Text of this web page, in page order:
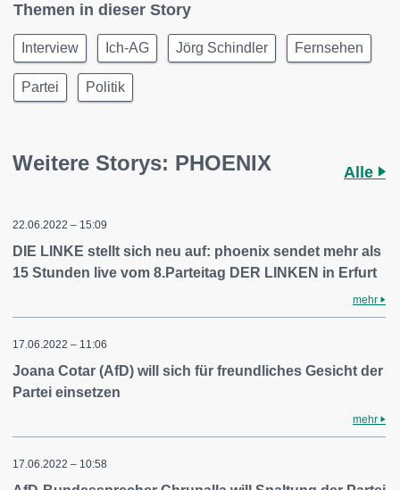
Themen in dieser Story
Interview Ich-AG Jörg Schindler Fernsehen
Partei Politik
Weitere Storys: PHOENIX Alle
22.06.2022 – 15:09
DIE LINKE stellt sich neu auf: phoenix sendet mehr als
15 Stunden live vom 8.Parteitag DER LINKEN in Erfurt
mehr
17.06.2022 – 11:06
Joana Cotar (AfD) will sich für freundliches Gesicht der
Partei einsetzen
mehr
17.06.2022 – 10:58